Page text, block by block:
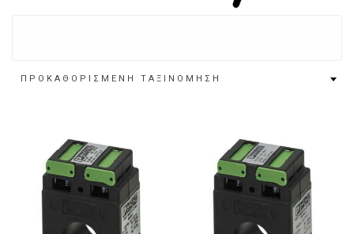
ΠΡΟΚΑΘΟΡΙΣΜΈΝΗ ΤΑΞΙΝΌΜΗΣΗ